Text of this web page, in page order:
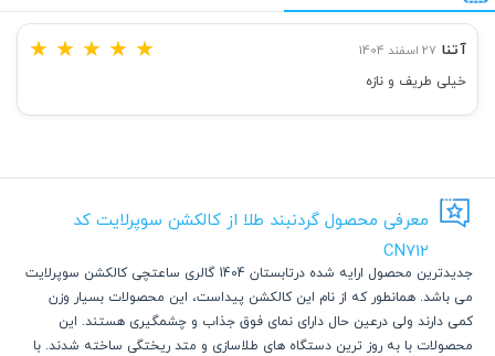
آتنا 27 اسفند 1404 ★ ★ ★ ★ ★
خیلی طریف و نازه
معرفی محصول گردنبند طلا از کالکشن سوپرلایت کد
CN712
جدیدترین محصول ارایه شده درتابستان 1404 گالری ساعتچی کالکشن سوپرلایت
می باشد. همانطور که از نام این کالکشن پیداست، این محصولات بسیار وزن
کمی دارند ولی درعین حال دارای نمای فوق جذاب و چشمگیری هستند. این
محصولات با به روز ترین دستگاه های طلاسازی و متد ریختگی ساخته شدند. با